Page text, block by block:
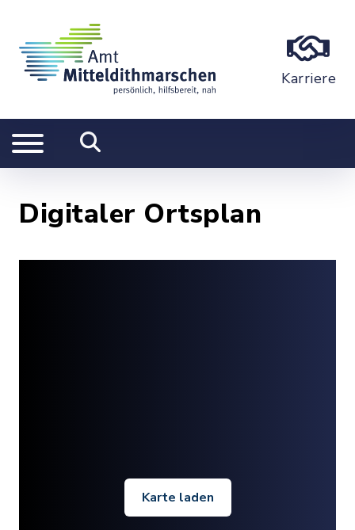
Karriere
Digitaler Ortsplan
Karte laden